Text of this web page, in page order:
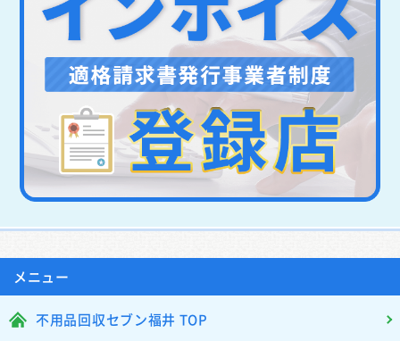
メニュー
不用品回収セブン福井 TOP